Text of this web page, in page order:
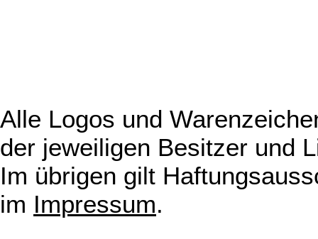
Alle Logos und
der jeweiligen Besitzer und
Im übrigen gilt
im Impressum.